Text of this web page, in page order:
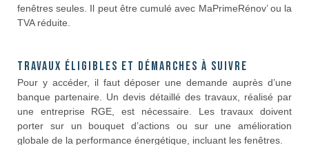
fenêtres seules. Il peut être cumulé avec MaPrimeRénov’ ou la
TVA réduite.
Travaux éligibles et démarches à suivre
Pour y accéder, il faut déposer une demande auprès d’une
banque partenaire. Un devis détaillé des travaux, réalisé par
une entreprise RGE, est nécessaire. Les travaux doivent
porter sur un bouquet d’actions ou sur une amélioration
globale de la performance énergétique, incluant les fenêtres.